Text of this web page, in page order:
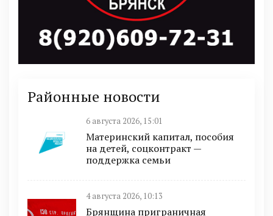
Районные новости
6 августа 2026, 15:01
Материнский капитал, пособия
на детей, соцконтракт —
поддержка семьи
4 августа 2026, 10:13
Брянщина приграничная